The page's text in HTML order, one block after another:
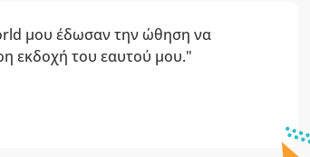
μου έδωσαν την ώθηση να
εκδοχή του εαυτού μου."